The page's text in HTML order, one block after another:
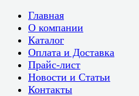
Главная
О компании
Каталог
Оплата и Доставка
Прайс-лист
Новости и Статьи
Контакты